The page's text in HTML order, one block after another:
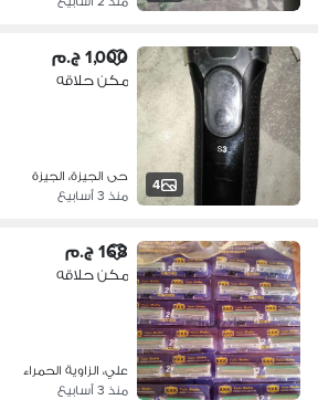
4
1,000 ج.م
مكن حلاقه
حى الجيزة، الجيزة
منذ 3 أسابيع
168 ج.م
مكن حلاقه
علي، الزاوية الحمراء
منذ 3 أسابيع